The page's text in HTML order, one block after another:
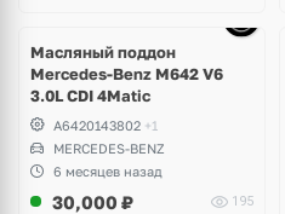
Масляный поддон
Mercedes-Benz M642 V6
3.0L CDI 4Matic
A6420143802 +1
MERCEDES-BENZ
6 месяцев назад
30,000 ₽ 195